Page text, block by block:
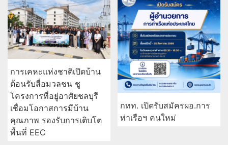
การเคหะแห่งชาติเปิดบ้าน
ต้อนรับสื่อมวลชน ชู
โครงการที่อยู่อาศัยชลบุรี
เชื่อมโอกาสการมีบ้าน
คุณภาพ รองรับการเติบโต
พื้นที่ EEC
กทท. เปิดรับสมัครผอ.การ
ท่าเรือฯ คนใหม่